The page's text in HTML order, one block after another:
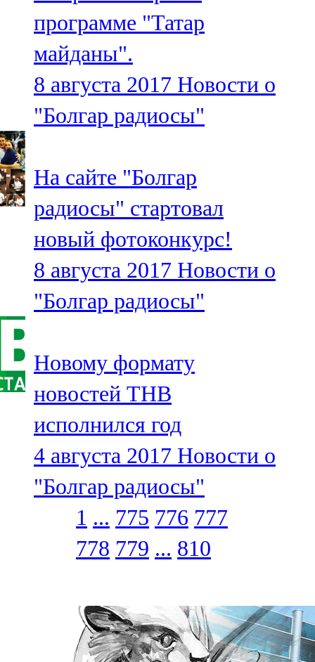
программе "Татар
майданы".
8 августа 2017 Новости о
"Болгар радиосы"
На сайте "Болгар
радиосы" стартовал
новый фотоконкурс!
8 августа 2017 Новости о
"Болгар радиосы"
Новому формату
новостей ТНВ
исполнился год
4 августа 2017 Новости о
"Болгар радиосы"
1 ... 775 776 777
778 779 ... 810